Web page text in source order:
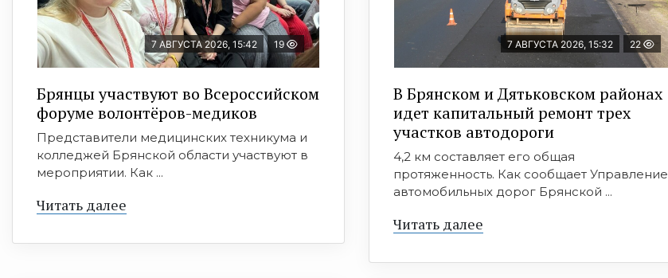
7 АВГУСТА 2026, 15:42 19
Брянцы участвуют во Всероссийском
форуме волонтёров-медиков
Представители медицинских техникума и
колледжей Брянской области участвуют в
мероприятии. Как ...
Читать далее
7 АВГУСТА 2026, 15:32 22
В Брянском и Дятьковском районах
идет капитальный ремонт трех
участков автодороги
4,2 км составляет его общая
протяженность. Как сообщает Управление
автомобильных дорог Брянской ...
Читать далее